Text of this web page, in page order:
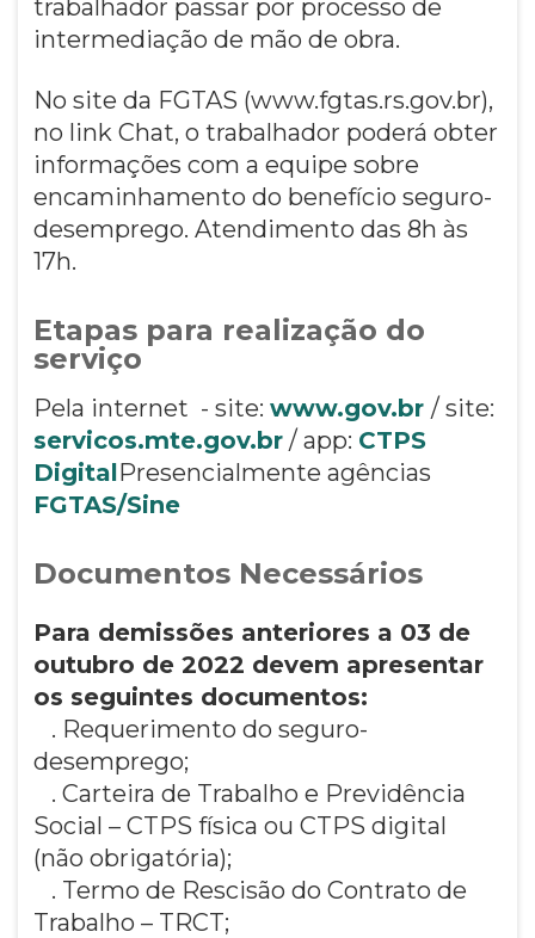
trabalhador passar por processo de
intermediação de mão de obra.
No site da FGTAS (www.fgtas.rs.gov.br),
no link Chat, o trabalhador poderá obter
informações com a equipe sobre
encaminhamento do benefício seguro-
desemprego. Atendimento das 8h às
17h.
Etapas para realização do
serviço
Pela internet - site: www.gov.br / site:
servicos.mte.gov.br/ app: CTPS
DigitalPresencialmente agências
FGTAS/Sine
Documentos Necessários
Para demissões anteriores a 03 de
outubro de 2022 devem apresentar
os seguintes documentos:
. Requerimento do seguro-
desemprego;
. Carteira de Trabalho e Previdência
Social – CTPS física ou CTPS digital
(não obrigatória);
. Termo de Rescisão do Contrato de
Trabalho – TRCT;